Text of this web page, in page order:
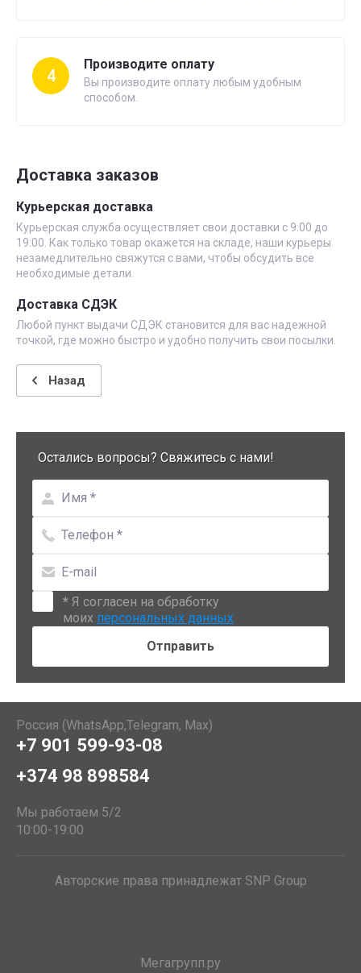
4
Производите оплату
Вы производите оплату любым удобным
способом.
Доставка заказов
Курьерская доставка
Курьерская служба осуществляет свои доставки с 9:00 до
19:00. Как только товар окажется на складе, наши курьеры
незамедлительно свяжутся с вами, чтобы обсудить все
необходимые детали.
Доставка СДЭК
Любой пункт выдачи СДЭК становится для вас надежной
точкой, где можно быстро и удобно получить свои посылки.
Назад
Остались вопросы? Свяжитесь с нами!
* Я согласен на обработку
моих персональных данных
Россия (WhatsApp,Telegram, Max)
+7 901 599-93-08
+374 98 898584
Мы работаем 5/2
10:00-19:00
Авторские права принадлежат SNP Group
Мегагрупп.ру